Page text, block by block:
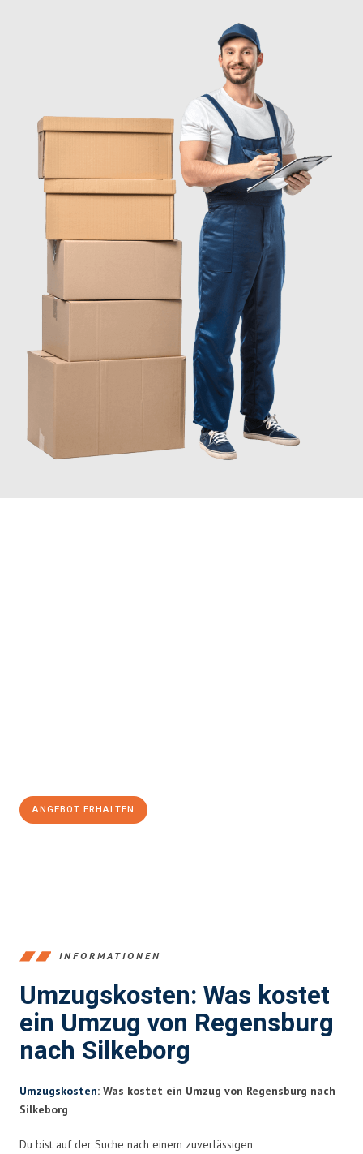
ANGEBOT ERHALTEN
INFORMATIONEN
Umzugskosten: Was kostet
ein Umzug von Regensburg
nach Silkeborg
Umzugskosten: Was kostet ein Umzug von Regensburg nach
Silkeborg
Du bist auf der Suche nach einem zuverlässigen